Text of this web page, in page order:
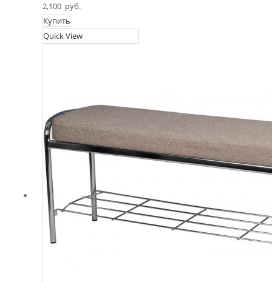
2,100 руб.
Купить
Quick View